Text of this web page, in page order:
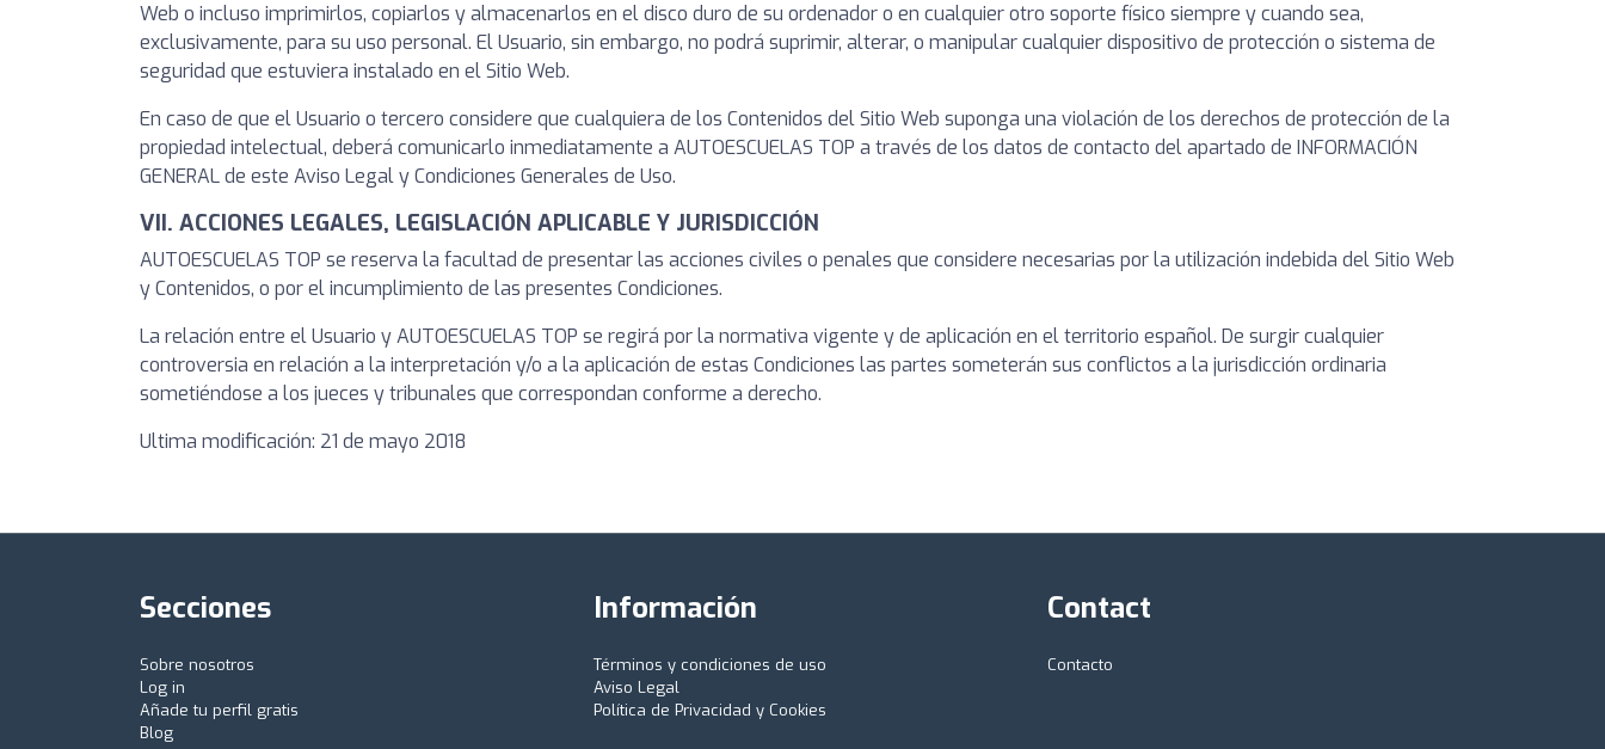
Web o incluso imprimirlos, copiarlos y almacenarlos en el disco duro de su ordenador o en cualquier otro soporte físico siempre y cuando sea,
exclusivamente, para su uso personal. El Usuario, sin embargo, no podrá suprimir, alterar, o manipular cualquier dispositivo de protección o sistema de
seguridad que estuviera instalado en el Sitio Web.
En caso de que el Usuario o tercero considere que cualquiera de los Contenidos del Sitio Web suponga una violación de los derechos de protección de la
propiedad intelectual, deberá comunicarlo inmediatamente a AUTOESCUELAS TOP a través de los datos de contacto del apartado de INFORMACIÓN
GENERAL de este Aviso Legal y Condiciones Generales de Uso.
VII. ACCIONES LEGALES, LEGISLACIÓN APLICABLE Y JURISDICCIÓN
AUTOESCUELAS TOP se reserva la facultad de presentar las acciones civiles o penales que considere necesarias por la utilización indebida del Sitio Web
y Contenidos, o por el incumplimiento de las presentes Condiciones.
La relación entre el Usuario y AUTOESCUELAS TOP se regirá por la normativa vigente y de aplicación en el territorio español. De surgir cualquier
controversia en relación a la interpretación y/o a la aplicación de estas Condiciones las partes someterán sus conflictos a la jurisdicción ordinaria
sometiéndose a los jueces y tribunales que correspondan conforme a derecho.
Ultima modificación: 21 de mayo 2018
Secciones
Sobre nosotros
Log in
Añade tu perfil gratis
Blog
Información
Términos y condiciones de uso
Aviso Legal
Política de Privacidad y Cookies
Contact
Contacto